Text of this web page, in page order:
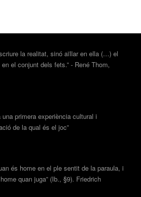
la realitat, sinó aïllar en ella (…) el
el conjunt dels fets.” - René Thom,
una primera experiència cultural i
de la qual és el joc”
és home en el ple sentit de la paraula, i
quan juga” (Ib., §9). Friedrich